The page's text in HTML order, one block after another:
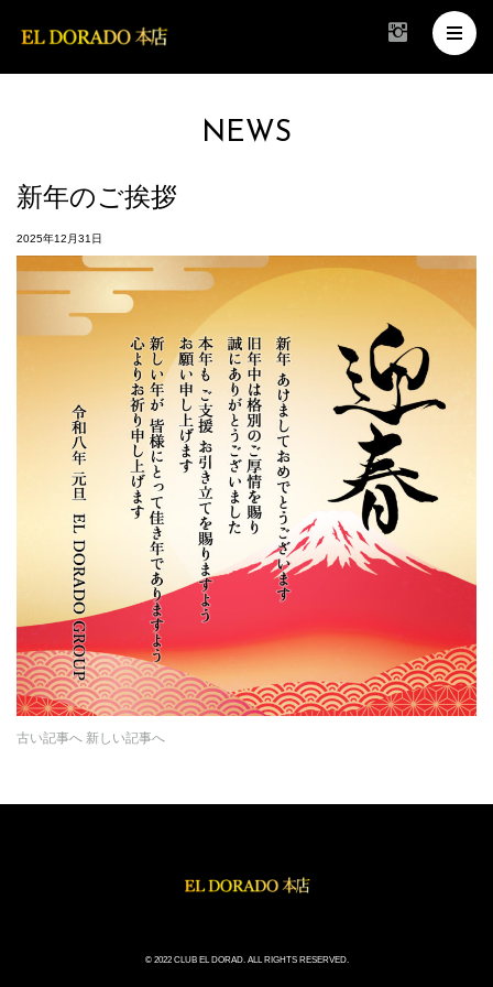
NEWS
新年のご挨拶
2025年12月31日
古い記事へ 新しい記事へ
© 2022 CLUB EL DORAD. ALL RIGHTS RESERVED.